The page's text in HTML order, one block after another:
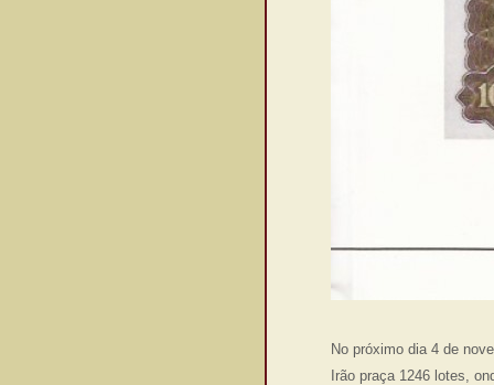
No próximo dia 4 de
Irão praça 1246 lotes,